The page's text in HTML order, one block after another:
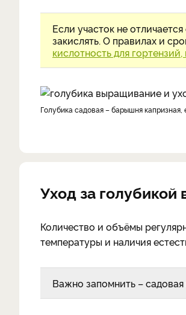
Если участок не
закислять. О правилах и
кислотность для
Голубика садовая – барышня
Уход за
Количество и объёмы
температуры и наличия
Важно запомнить – садовая